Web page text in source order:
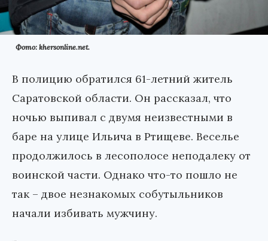
Фото: khersonline.net.
В полицию обратился 61-летний житель
Саратовской области. Он рассказал, что
ночью выпивал с двумя неизвестными в
баре на улице Ильича в Ртищеве. Веселье
продолжилось в лесополосе неподалеку от
воинской части. Однако что-то пошло не
так – двое незнакомых собутыльников
начали избивать мужчину.